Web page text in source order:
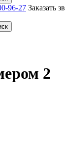
96-27 Заказать
2